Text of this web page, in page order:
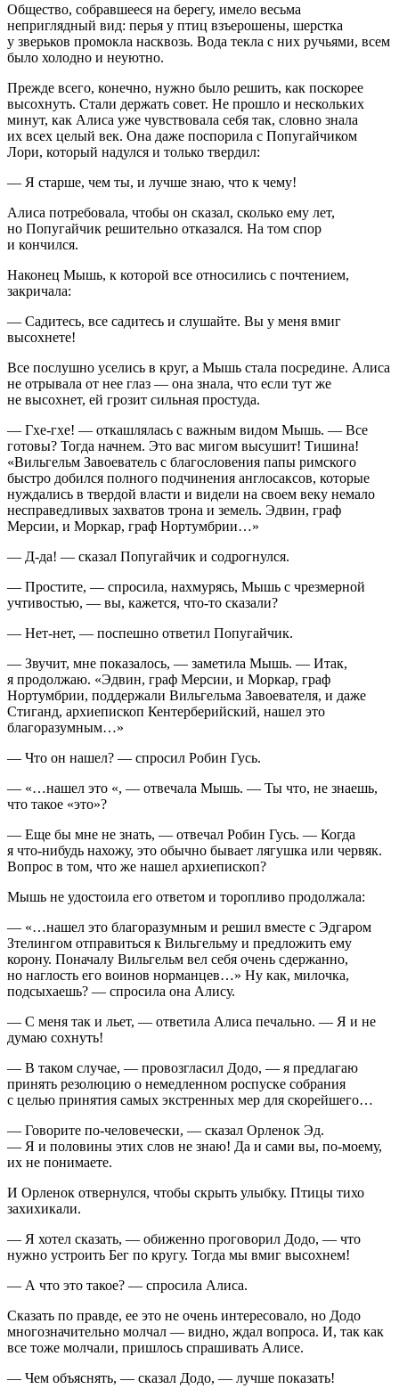
Общество, собравшееся на берегу, имело весьма
неприглядный вид: перья у птиц взъерошены, шерстка
у зверьков промокла насквозь. Вода текла с них ручьями, всем
было холодно и неуютно.
Прежде всего, конечно, нужно было решить, как поскорее
высохнуть. Стали держать совет. Не прошло и нескольких
минут, как Алиса уже чувствовала себя так, словно знала
их всех целый век. Она даже поспорила с Попугайчиком
Лори, который надулся и только твердил:
— Я старше, чем ты, и лучше знаю, что к чему!
Алиса потребовала, чтобы он сказал, сколько ему лет,
но Попугайчик решительно отказался. На том спор
и кончился.
Наконец Мышь, к которой все относились с почтением,
закричала:
— Садитесь, все садитесь и слушайте. Вы у меня вмиг
высохнете!
Все послушно уселись в круг, а Мышь стала посредине. Алиса
не отрывала от нее глаз — она знала, что если тут же
не высохнет, ей грозит сильная простуда.
— Гхе-гхе! — откашлялась с важным видом Мышь. — Все
готовы? Тогда начнем. Это вас мигом высушит! Тишина!
«Вильгельм Завоеватель с благословения папы римского
быстро добился полного подчинения англосаксов, которые
нуждались в твердой власти и видели на своем веку немало
несправедливых захватов трона и земель. Эдвин, граф
Мерсии, и Моркар, граф Нортумбрии…»
— Д-да! — сказал Попугайчик и содрогнулся.
— Простите, — спросила, нахмурясь, Мышь с чрезмерной
учтивостью, — вы, кажется, что-то сказали?
— Нет-нет, — поспешно ответил Попугайчик.
— Звучит, мне показалось, — заметила Мышь. — Итак,
я продолжаю. «Эдвин, граф Мерсии, и Моркар, граф
Нортумбрии, поддержали Вильгельма Завоевателя, и даже
Стиганд, архиепископ Кентерберийский, нашел это
благоразумным…»
— Что он нашел? — спросил Робин Гусь.
— «…нашел это «, — отвечала Мышь. — Ты что, не знаешь,
что такое «это»?
— Еще бы мне не знать, — отвечал Робин Гусь. — Когда
я что-нибудь нахожу, это обычно бывает лягушка или червяк.
Вопрос в том, что же нашел архиепископ?
Мышь не удостоила его ответом и торопливо продолжала:
— «…нашел это благоразумным и решил вместе с Эдгаром
Зтелингом отправиться к Вильгельму и предложить ему
корону. Поначалу Вильгельм вел себя очень сдержанно,
но наглость его воинов норманцев…» Ну как, милочка,
подсыхаешь? — спросила она Алису.
— С меня так и льет, — ответила Алиса печально. — Я и не
думаю сохнуть!
— В таком случае, — провозгласил Додо, — я предлагаю
принять резолюцию о немедленном роспуске собрания
с целью принятия самых экстренных мер для скорейшего…
— Говорите по-человечески, — сказал Орленок Эд.
— Я и половины этих слов не знаю! Да и сами вы, по-моему,
их не понимаете.
И Орленок отвернулся, чтобы скрыть улыбку. Птицы тихо
захихикали.
— Я хотел сказать, — обиженно проговорил Додо, — что
нужно устроить Бег по кругу. Тогда мы вмиг высохнем!
— А что это такое? — спросила Алиса.
Сказать по правде, ее это не очень интересовало, но Додо
многозначительно молчал — видно, ждал вопроса. И, так как
все тоже молчали, пришлось спрашивать Алисе.
— Чем объяснять, — сказал Додо, — лучше показать!